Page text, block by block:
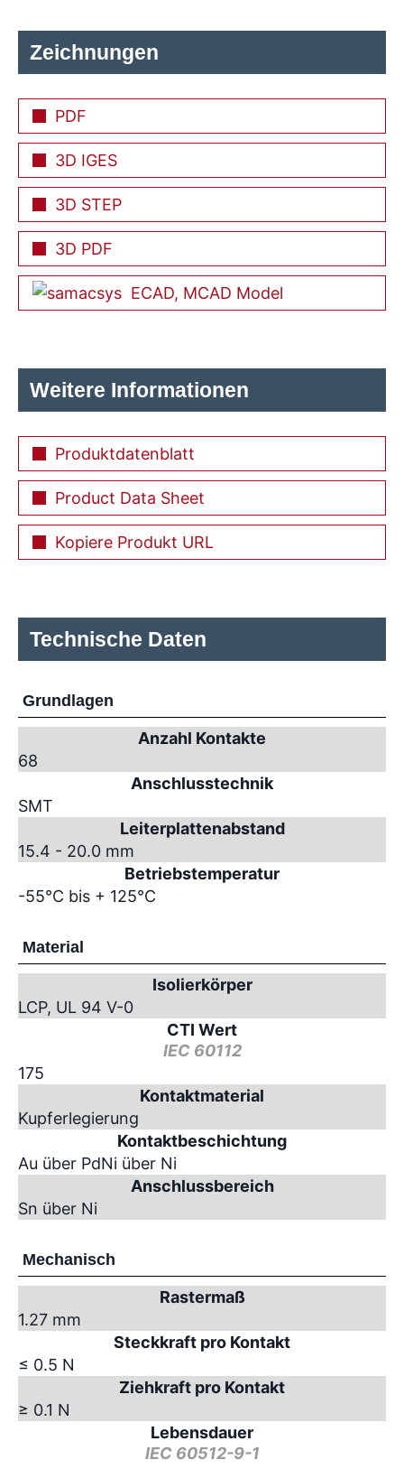
Zeichnungen
PDF
3D IGES
3D STEP
3D PDF
ECAD, MCAD Model
Weitere Informationen
Produktdatenblatt
Product Data Sheet
Kopiere Produkt URL
Technische Daten
Grundlagen
Anzahl Kontakte
68
Anschlusstechnik
SMT
Leiterplattenabstand
15.4 - 20.0 mm
Betriebstemperatur
-55°C bis + 125°C
Material
Isolierkörper
LCP, UL 94 V-0
CTI Wert
IEC 60112
175
Kontaktmaterial
Kupferlegierung
Kontaktbeschichtung
Au über PdNi über Ni
Anschlussbereich
Sn über Ni
Mechanisch
Rastermaß
1.27 mm
Steckkraft pro Kontakt
≤ 0.5 N
Ziehkraft pro Kontakt
≥ 0.1 N
Lebensdauer
IEC 60512-9-1